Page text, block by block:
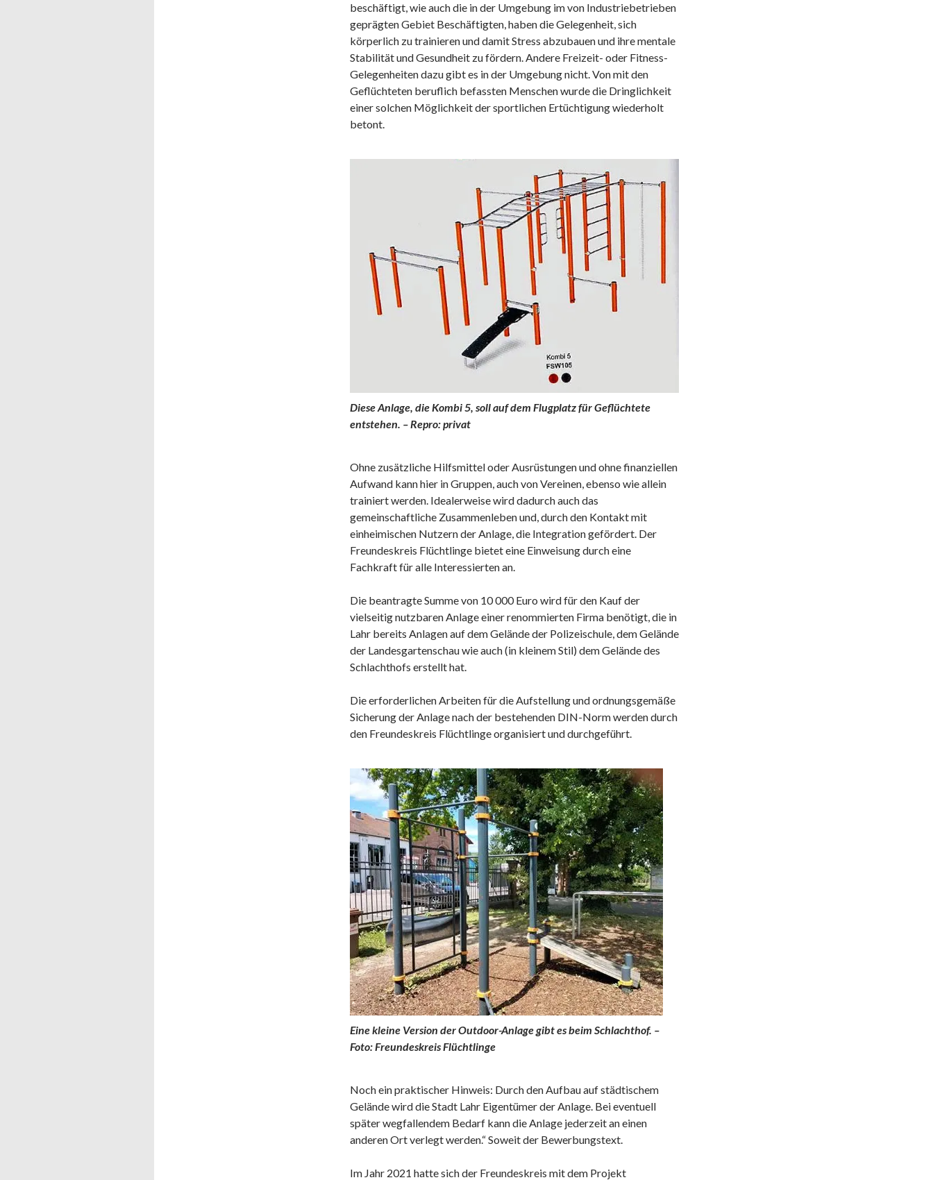
beschäftigt, wie auch die in der Umgebung im von Industriebetrieben
geprägten Gebiet Beschäftigten, haben die Gelegenheit, sich
körperlich zu trainieren und damit Stress abzubauen und ihre mentale
Stabilität und Gesundheit zu fördern. Andere Freizeit- oder Fitness-
Gelegenheiten dazu gibt es in der Umgebung nicht. Von mit den
Geflüchteten beruflich befassten Menschen wurde die Dringlichkeit
einer solchen Möglichkeit der sportlichen Ertüchtigung wiederholt
betont.
Diese Anlage, die Kombi 5, soll auf dem Flugplatz für Geflüchtete
entstehen. – Repro: privat
Ohne zusätzliche Hilfsmittel oder Ausrüstungen und ohne finanziellen
Aufwand kann hier in Gruppen, auch von Vereinen, ebenso wie allein
trainiert werden. Idealerweise wird dadurch auch das
gemeinschaftliche Zusammenleben und, durch den Kontakt mit
einheimischen Nutzern der Anlage, die Integration gefördert. Der
Freundeskreis Flüchtlinge bietet eine Einweisung durch eine
Fachkraft für alle Interessierten an.
Die beantragte Summe von 10 000 Euro wird für den Kauf der
vielseitig nutzbaren Anlage einer renommierten Firma benötigt, die in
Lahr bereits Anlagen auf dem Gelände der Polizeischule, dem Gelände
der Landesgartenschau wie auch (in kleinem Stil) dem Gelände des
Schlachthofs erstellt hat.
Die erforderlichen Arbeiten für die Aufstellung und ordnungsgemäße
Sicherung der Anlage nach der bestehenden DIN-Norm werden durch
den Freundeskreis Flüchtlinge organisiert und durchgeführt.
Eine kleine Version der Outdoor-Anlage gibt es beim Schlachthof. –
Foto: Freundeskreis Flüchtlinge
Noch ein praktischer Hinweis: Durch den Aufbau auf städtischem
Gelände wird die Stadt Lahr Eigentümer der Anlage. Bei eventuell
später wegfallendem Bedarf kann die Anlage jederzeit an einen
anderen Ort verlegt werden.“ Soweit der Bewerbungstext.
Im Jahr 2021 hatte sich der Freundeskreis mit dem Projekt